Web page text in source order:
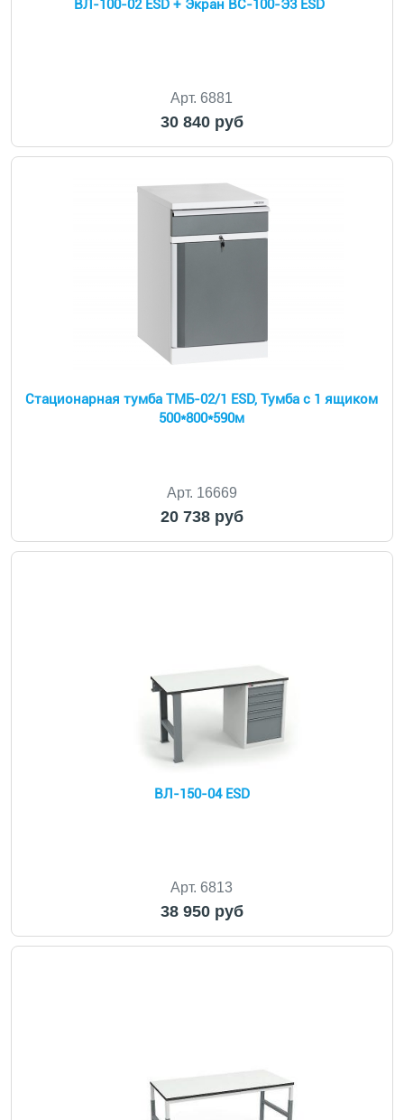
ВЛ-100-02 ESD + Экран ВС-100-Э3 ESD
Арт. 6881
30 840 руб
Стационарная тумба ТМБ-02/1 ESD, Тумба с 1 ящиком
500*800*590м
Арт. 16669
20 738 руб
ВЛ-150-04 ESD
Арт. 6813
38 950 руб